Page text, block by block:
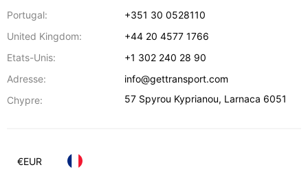
Portugal:
+351 30 0528110
United Kingdom:
+44 20 4577 1766
Etats-Unis:
+1 302 240 28 90
Adresse:
info@gettransport.com
Chypre:
57 Spyrou Kyprianou, Larnaca 6051
€EUR